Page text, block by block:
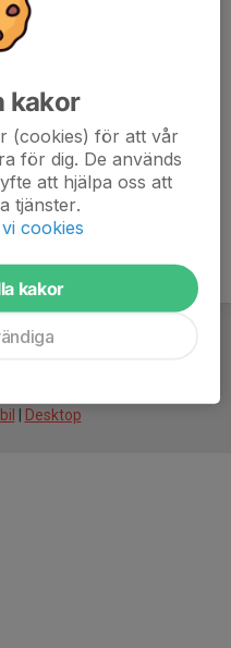
Desktop
kakor
(cookies) för att vår
för dig. De används
att hjälpa oss att
tjänster.
cookies
kakor